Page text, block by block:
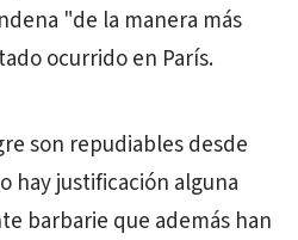
"de la manera más
ocurrido en París.
son repudiables desde
hay justificación alguna
barbarie que además han